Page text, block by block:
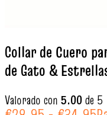
Collar de Cuero
de Gato &
Valorado con 5.00de 5